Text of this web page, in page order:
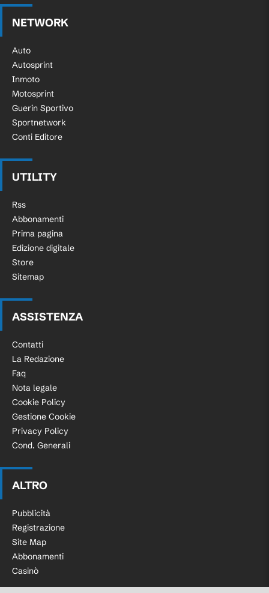
NETWORK
Auto
Autosprint
Inmoto
Motosprint
Guerin Sportivo
Sportnetwork
Conti Editore
UTILITY
Rss
Abbonamenti
Prima pagina
Edizione digitale
Store
Sitemap
ASSISTENZA
Contatti
La Redazione
Faq
Nota legale
Cookie Policy
Gestione Cookie
Privacy Policy
Cond. Generali
ALTRO
Pubblicità
Registrazione
Site Map
Abbonamenti
Casinò